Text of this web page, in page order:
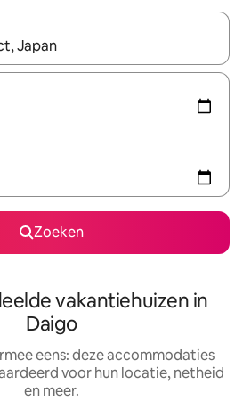
beschikbaar zijn, maak je een keuze
Zoeken
vakantiehuizen in
Daigo
eens: deze accommodaties
voor hun locatie, netheid
en meer.